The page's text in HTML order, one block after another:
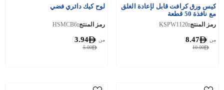
كيس ورق كرافت قابل لإعادة الغلق
مع نافذة 50 قطعة
رمز المنتج:KSPW1120
10.00
من 8.47
لوح كيك دائري فضي
رمز المنتج:HSMCB6
5.00
من 3.94